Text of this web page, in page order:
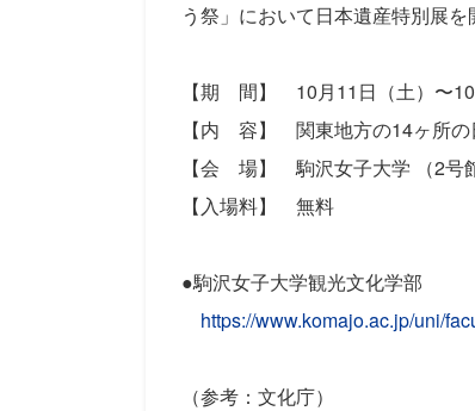
う祭」において日本遺産特別展を
【期 間】 10月11日（土）〜
【内 容】 関東地方の14ヶ所の
【会 場】 駒沢女子大学 （2号
【入場料】 無料
●駒沢女子大学観光文化学部
https://www.komajo.ac.jp/uni/
（参考：文化庁）